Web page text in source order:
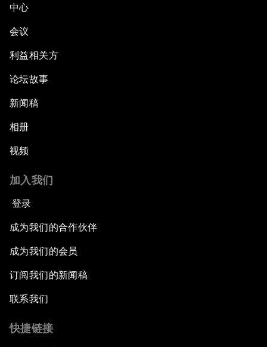
中心
会议
利益相关方
论坛故事
新闻稿
相册
视频
加入我们
登录
成为我们的合作伙伴
成为我们的会员
订阅我们的新闻稿
联系我们
快捷链接